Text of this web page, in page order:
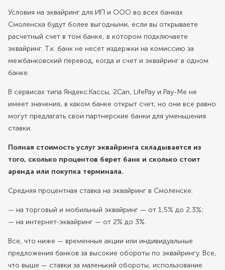
Условия на эквайринг для ИП и ООО во всех банках
Смоленска будут более выгодными, если вы открываете
расчетный счет в том банке, в котором подключаете
эквайринг. Т.к. банк не несет издержки на комиссию за
межбанковский перевод, когда и счет и эквайринг в одном
банке.
В сервисах типа Яндекс.Кассы, 2Can, LifePay и Pay-Me не
имеет значения, в каком банке открыт счет, но они все равно
могут предлагать свои партнерские банки для уменьшения
ставки.
Полная стоимость услуг эквайринга складывается из
того, сколько процентов берет банк и сколько стоит
аренда или покупка терминала.
Средняя процентная ставка на эквайринг в Смоленске:
— на торговый и мобильный эквайринг — от 1,5% до 2,3%;
— на интернет-эквайринг — от 2% до 3%.
Все, что ниже — временные акции или индивидуальные
предложения банков за высокие обороты по эквайрингу. Все,
что выше — ставки за маленький обороты, использование